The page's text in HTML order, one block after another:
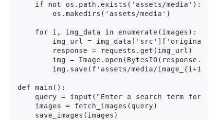
    if not os.path.exists('assets/media'):
        os.makedirs('assets/media')
    for i, img_data in enumerate(images):
        img_url = img_data['src']['original']
        response = requests.get(img_url)
img =
img.save(f'assets/media/
def main():
query = input("Enter a search term for
    images = fetch_images(query)
    save_images(images)